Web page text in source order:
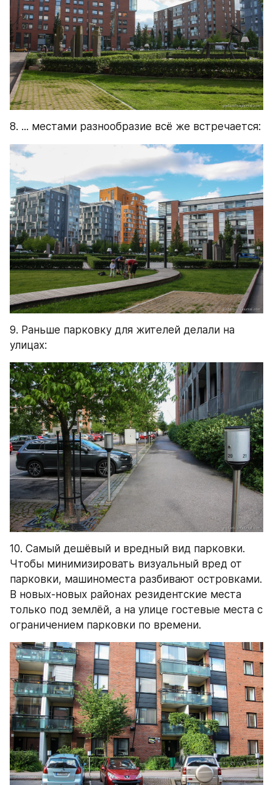
8. ... местами разнообразие всё же встречается:
9. Раньше парковку для жителей делали на
улицах:
10. Самый дешёвый и вредный вид парковки.
Чтобы минимизировать визуальный вред от
парковки, машиноместа разбивают островками.
В новых-новых районах резидентские места
только под землёй, а на улице гостевые места с
ограничением парковки по времени.